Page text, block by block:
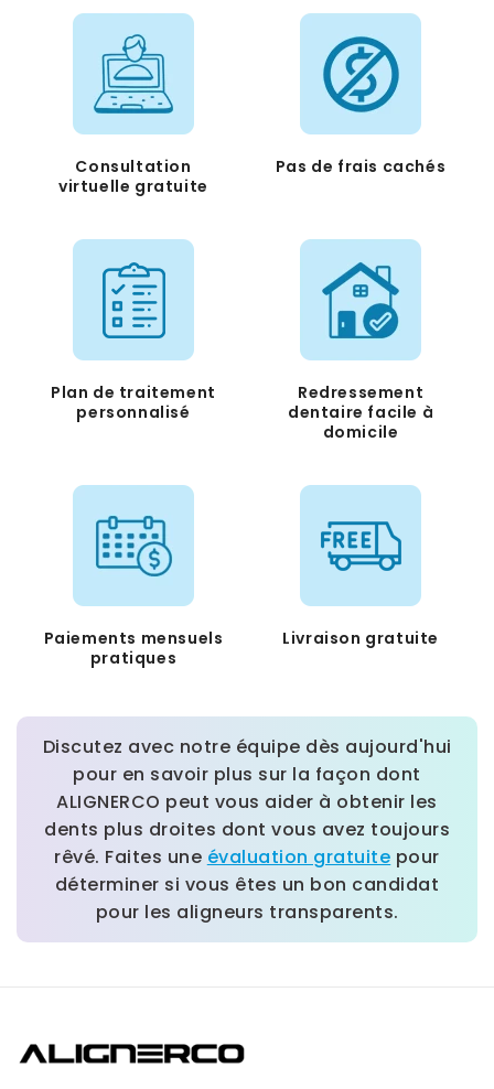
Consultation
virtuelle gratuite
Pas de frais cachés
Plan de traitement
personnalisé
Redressement
dentaire facile à
domicile
Paiements mensuels
pratiques
Livraison gratuite
Discutez avec notre équipe dès aujourd'hui
pour en savoir plus sur la façon dont
ALIGNERCO peut vous aider à obtenir les
dents plus droites dont vous avez toujours
rêvé. Faites une évaluation gratuite pour
déterminer si vous êtes un bon candidat
pour les aligneurs transparents.